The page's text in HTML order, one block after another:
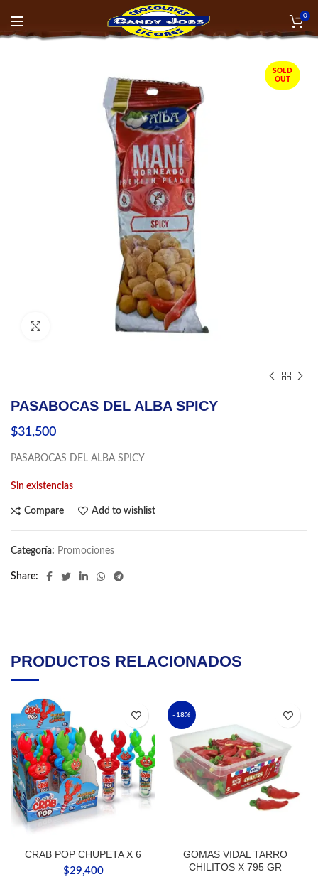
0
SOLD
OUT
PASABOCAS DEL ALBA SPICY
$31,500
PASABOCAS DEL ALBA SPICY
Sin existencias
Compare Add to wishlist
Categoría: Promociones
Share
PRODUCTOS RELACIONADOS
CRAB POP CHUPETA X 6
$29,400
-18%
GOMAS VIDAL TARRO
CHILITOS X 795 GR